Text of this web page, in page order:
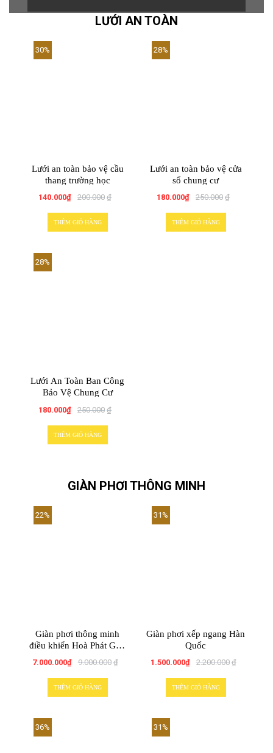
LƯỚI AN TOÀN
30%
Lưới an toàn bảo vệ cầu
thang trường học
140.000₫ 200.000 ₫
THÊM GIỎ HÀNG
28%
Lưới an toàn bảo vệ cửa
sổ chung cư
180.000₫ 250.000 ₫
THÊM GIỎ HÀNG
28%
Lưới An Toàn Ban Công
Bảo Vệ Chung Cư
180.000₫ 250.000 ₫
THÊM GIỎ HÀNG
GIÀN PHƠI THÔNG MINH
22%
Giàn phơi thông minh
điều khiển Hoà Phát GLP
750
7.000.000₫ 9.000.000 ₫
THÊM GIỎ HÀNG
31%
Giàn phơi xếp ngang Hàn
Quốc
1.500.000₫ 2.200.000 ₫
THÊM GIỎ HÀNG
36% 31%